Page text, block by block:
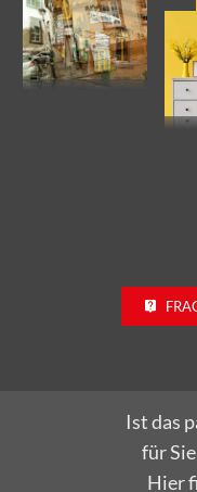
Ist das
für
Hier